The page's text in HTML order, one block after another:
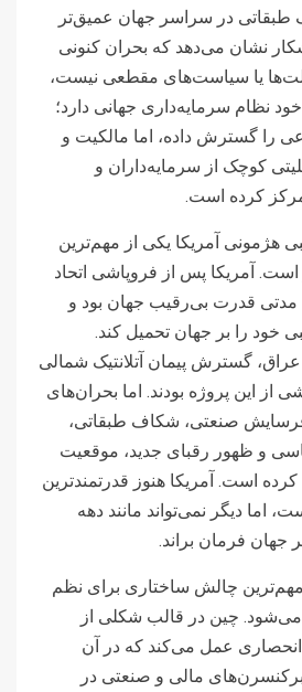
در سراسر جهان عمیق‌تر
نشان می‌دهد که بحران کنونی
یا سیاست‌های مقطعی نیست،
نظام سرمایه‌داری جهانی دارد؛
را گسترش داده، اما مالکیت و
کوچک از سرمایه‌داران و
کرده است.
هژمونی آمریکا یکی از مهم‌ترین
آمریکا پس از فروپاشی اتحاد
مدتی قدرت بی‌رقیب جهان بود و
خود را بر جهان تحمیل کند.
گسترش پیمان آتلانتیک شمالی
از این پروژه بودند. اما بحران‌های
صنعتی، شکاف طبقاتی،
و ظهور رقبای جدید، موقعیت
کرده است. آمریکا هنوز قدرتمندترین
اما دیگر نمی‌تواند مانند دهه
چالش ساختاری برای نظم
چین در قالب شکلی از
عمل می‌کند که در آن
مالی و صنعتی در